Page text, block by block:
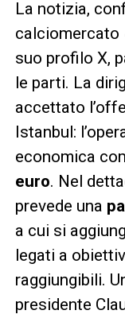
La notizia,
calciomercato
suo profilo X,
le parti. La
accettato
Istanbul:
economica
euro. Nel
prevede una
a cui si
legati a
raggiungibili.
presidente